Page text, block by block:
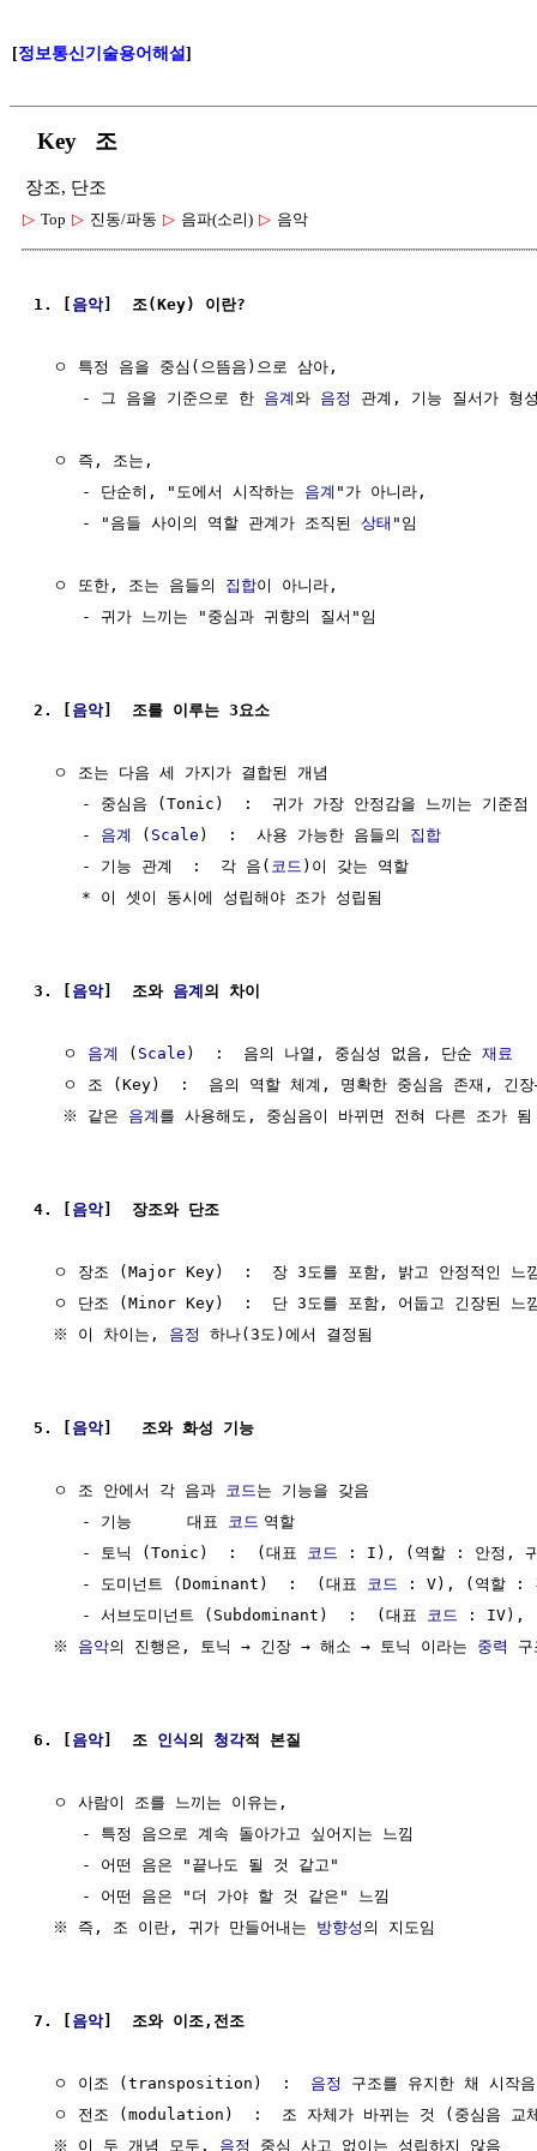
[정보통신기술용어해설]
Key 조
장조, 단조
▷ Top ▷ 진동/파동 ▷ 음파(소리) ▷ 음악
1. [ 음악]  조(Key) 이란?
  ㅇ 특정 음을 중심(으뜸음)으로 삼아,
     - 그 음을 기준으로 한
음계와 음정 관계, 기능 질서가 형
  ㅇ 즉, 조는,
     - 단순히, "도에서 시작하는
음계 "가 아니라,
     - "음들 사이의 역할 관계가 조직된
상태 "임
  ㅇ 또한, 조는 음들의
집합이 아니라,
     - 귀가 느끼는 "중심과 귀향의 질서"임
2. [ 음악]  조를 이루는 3요소
  ㅇ 조는 다음 세 가지가 결합된 개념
     - 중심음 (Tonic)  :  귀가 가장 안정감을 느끼는 기준점
     -
음계 ( Scale )  :  사용 가능한 음들의 집합
     - 기능 관계  :  각 음(
코드 )이 갖는 역할
     * 이 셋이 동시에 성립해야 조가 성립됨
3. [ 음악]  조와 음계의 차이
   ㅇ
음계 ( Scale )  :  음의 나열, 중심성 없음, 단순 재료
ㅇ 조 (Key)  :  음의 역할 체계, 명확한 중심음 존재, 긴장
   ※ 같은
음계 를 사용해도, 중심음이 바뀌면 전혀 다른 조가 됨
4. [ 음악]  장조와 단조
ㅇ 장조 (Major Key)  :  장 3도를 포함, 밝고 안정적인 느
ㅇ 단조 (Minor Key)  :  단 3도를 포함, 어둡고 긴장된 느
  ※ 이 차이는,
음정 하나(3도)에서 결정됨
5. [ 음악]   조와 화성 기능
  ㅇ 조 안에서 각 음과
코드 는 기능을 갖음
     - 기능	대표
코드
     - 토닉 (Tonic)  :  (대표
코드
: I), (역할 : 안정,
     - 도미넌트 (Dominant)  :  (대표
코드
: V), (역할 :
     - 서브도미넌트 (Subdominant)  :  (대표
코드
: IV), (
  ※
음악의 진행은, 토닉 → 긴장 → 해소 → 토닉 이라는 중력 구
6. [ 음악]  조 인식의 청각적 본질
  ㅇ 사람이 조를 느끼는 이유는,
     - 특정 음으로 계속 돌아가고 싶어지는 느낌
     - 어떤 음은 "끝나도 될 것 같고"
     - 어떤 음은 "더 가야 할 것 같은" 느낌
  ※ 즉, 조 이란, 귀가 만들어내는
방향성 의 지도임
7. [ 음악]  조와 이조,전조
  ㅇ 이조 (transposition)  :
음정
구조를 유지한 채 시작
ㅇ 전조 (modulation)  :  조 자체가 바뀌는 것 (중심음 교
  ※ 이 두 개념 모두,
음정